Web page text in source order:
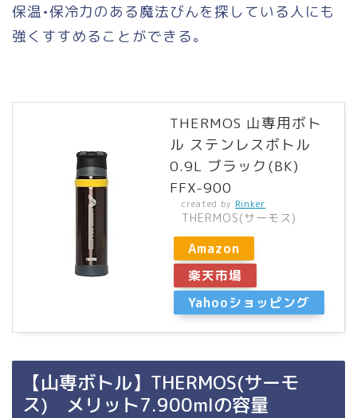
保温•保冷力のある魔法びんを探している人にも
強くすすめることができる。
THERMOS 山専用ボト
ル ステンレスボトル
0.9L ブラック(BK)
FFX-900
created by Rinker
THERMOS(サーモス)
Amazon
楽天市場
Yahooショッピング
【山専ボトル】THERMOS(サーモ
ス) メリット7.900mlの容量
買って良かったモノ
入って損なし！有料サービ
ス